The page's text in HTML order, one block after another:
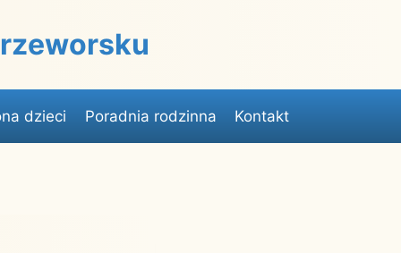
dzieci Poradnia rodzinna Kontakt